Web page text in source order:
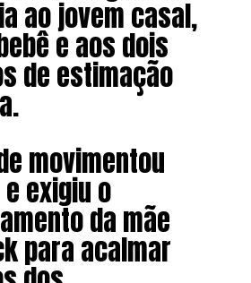
ao jovem casal,
e aos dois
de estimação
movimentou
exigiu o
da mãe
para acalmar